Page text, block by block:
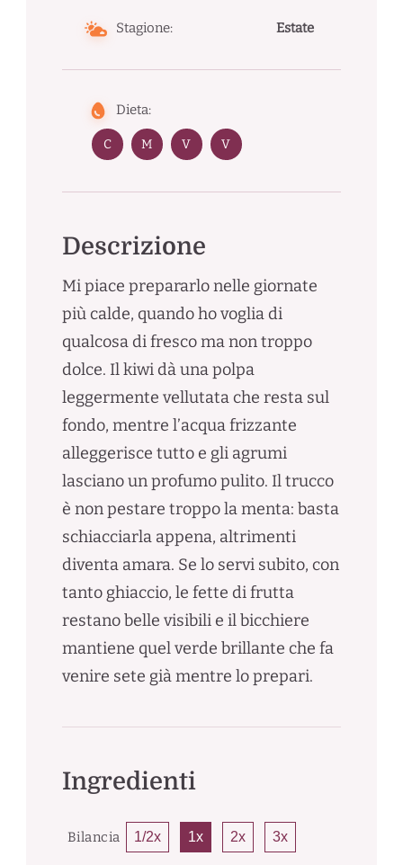
Stagione: Estate
Dieta:
C M V V
Descrizione
Mi piace prepararlo nelle giornate
più calde, quando ho voglia di
qualcosa di fresco ma non troppo
dolce. Il kiwi dà una polpa
leggermente vellutata che resta sul
fondo, mentre l’acqua frizzante
alleggerisce tutto e gli agrumi
lasciano un profumo pulito. Il trucco
è non pestare troppo la menta: basta
schiacciarla appena, altrimenti
diventa amara. Se lo servi subito, con
tanto ghiaccio, le fette di frutta
restano belle visibili e il bicchiere
mantiene quel verde brillante che fa
venire sete già mentre lo prepari.
Ingredienti
Bilancia 1/2x 1x 2x 3x